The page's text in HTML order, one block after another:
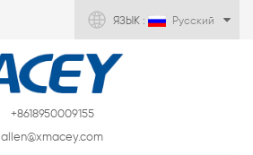
ЯЗЫК : Русский
+8618950009155
allen@xmacey.com